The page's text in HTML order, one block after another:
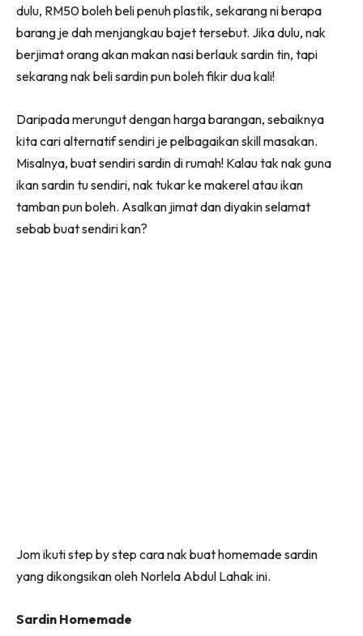
dulu, RM50 boleh beli penuh plastik, sekarang ni berapa
barang je dah menjangkau bajet tersebut. Jika dulu, nak
berjimat orang akan makan nasi berlauk sardin tin, tapi
sekarang nak beli sardin pun boleh fikir dua kali!
Daripada merungut dengan harga barangan, sebaiknya
kita cari alternatif sendiri je pelbagaikan skill masakan.
Misalnya, buat sendiri sardin di rumah! Kalau tak nak guna
ikan sardin tu sendiri, nak tukar ke makerel atau ikan
tamban pun boleh. Asalkan jimat dan diyakin selamat
sebab buat sendiri kan?
Jom ikuti step by step cara nak buat homemade sardin
yang dikongsikan oleh Norlela Abdul Lahak ini.
Sardin Homemade